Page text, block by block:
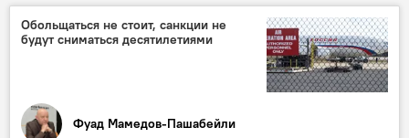
Государственный нефтяной фонд Азербайджана (ГНФАР)
Валютные резервы
Рост
Обольщаться не стоит, санкции не
будут сниматься десятилетиями
Фуад Мамедов-Пашабейли